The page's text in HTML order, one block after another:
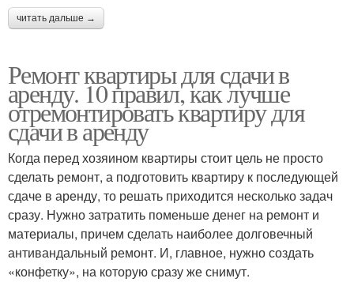
читать дальше →
Ремонт квартиры для сдачи в
аренду. 10 правил, как лучше
отремонтировать квартиру для
сдачи в аренду
Когда перед хозяином квартиры стоит цель не просто
сделать ремонт, а подготовить квартиру к последующей
сдаче в аренду, то решать приходится несколько задач
сразу. Нужно затратить поменьше денег на ремонт и
материалы, причем сделать наиболее долговечный
антивандальный ремонт. И, главное, нужно создать
«конфетку», на которую сразу же снимут.